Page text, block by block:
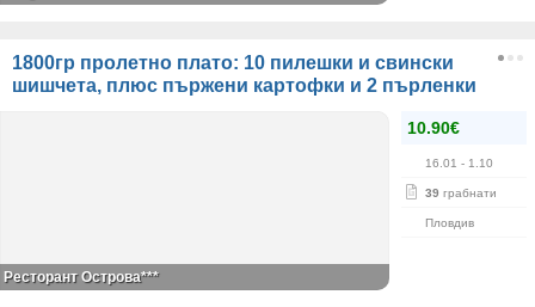
1800гр пролетно плато: 10 пилешки и свински
шишчета, плюс пържени картофки и 2 пърленки
10.90€
16.01 - 1.10
39 грабнати
Пловдив
Ресторант Острова***